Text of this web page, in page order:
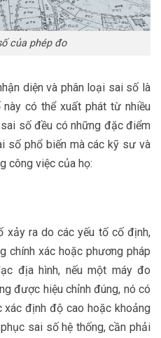
của phép đo
diện và phân loại sai số là
có thể xuất phát từ nhiều
số đều có những đặc điểm
số phổ biến mà các kỹ sư và
công việc của họ:
xảy ra do các yếu tố cố định,
chính xác hoặc phương pháp
địa hình, nếu một máy đo
được hiệu chỉnh đúng, nó có
định độ cao hoặc khoảng
sai số hệ thống, cần phải